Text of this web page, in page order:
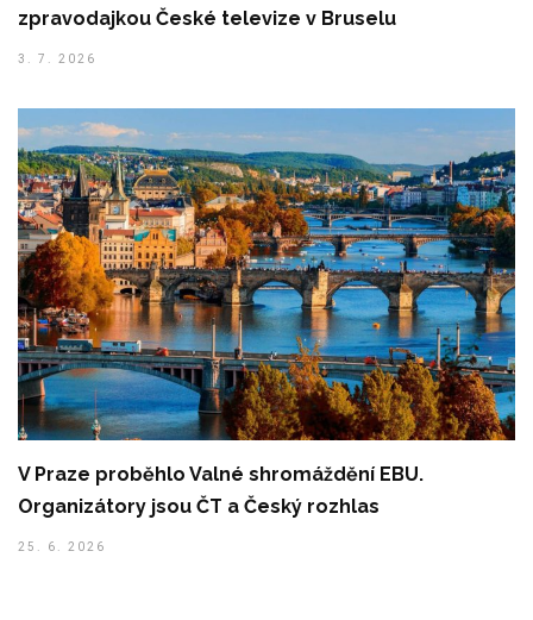
zpravodajkou České televize v Bruselu
3. 7. 2026
V Praze proběhlo Valné shromáždění EBU.
Organizátory jsou ČT a Český rozhlas
25. 6. 2026